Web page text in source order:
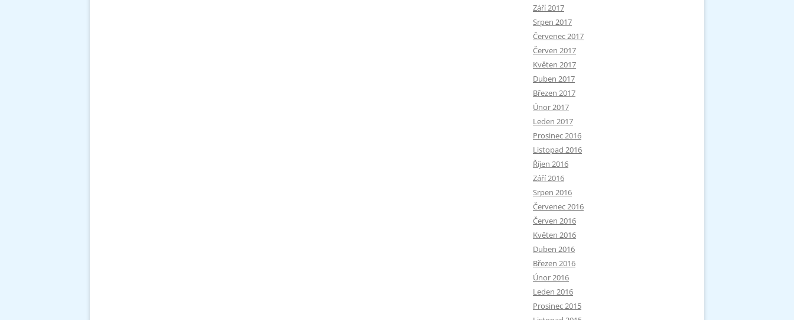
Září 2017
Srpen 2017
Červenec 2017
Červen 2017
Květen 2017
Duben 2017
Březen 2017
Únor 2017
Leden 2017
Prosinec 2016
Listopad 2016
Říjen 2016
Září 2016
Srpen 2016
Červenec 2016
Červen 2016
Květen 2016
Duben 2016
Březen 2016
Únor 2016
Leden 2016
Prosinec 2015